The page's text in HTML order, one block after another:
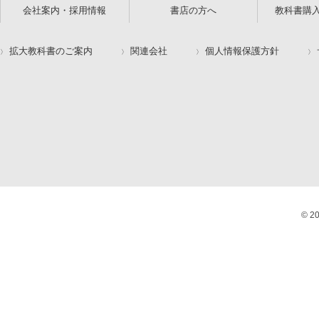
会社案内・採用情報 書店の方へ 教科書購
拡大教科書のご案内 関連会社 個人情報保護方針
©